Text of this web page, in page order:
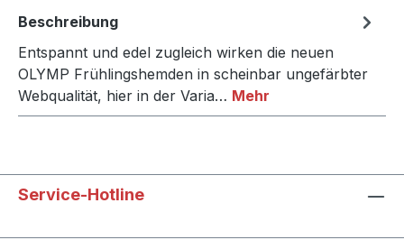
Beschreibung
Entspannt und edel zugleich wirken die neuen
OLYMP Frühlingshemden in scheinbar ungefärbter
Webqualität, hier in der Varia… Mehr
Service-Hotline